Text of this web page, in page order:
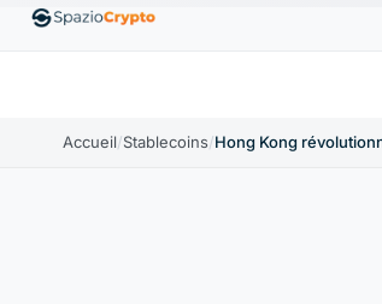
USDT0,9991 $US↑0.00%
Accueil/Stablecoins/Hong Kong